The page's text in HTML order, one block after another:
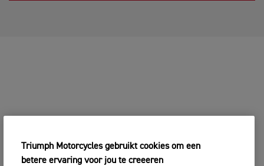
Triumph Motorcycles gebruikt cookies om een
betere ervaring voor jou te creeeren